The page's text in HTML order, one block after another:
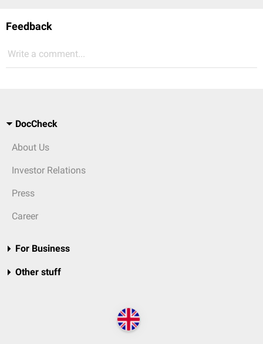
Feedback
Write a comment...
DocCheck
About Us
Investor Relations
Press
Career
For Business
Other stuff